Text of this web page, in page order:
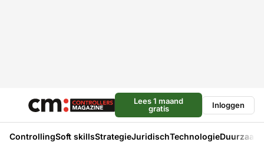
Lees 1 maand
gratis
Inloggen
ControllingSoft skillsStrategieJuridischTechnologie